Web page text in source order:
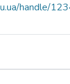
handle/